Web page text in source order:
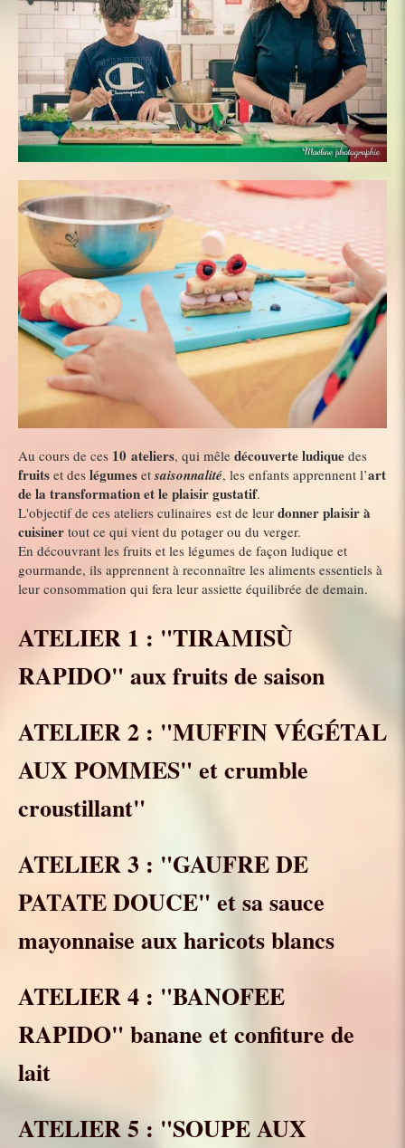
Au cours de ces 10 ateliers, qui mêle découverte ludique des
fruits et des légumes etsaisonnalité, les enfants apprennent l’art
de la transformation et le plaisir gustatif.
L'objectif de ces ateliers culinaires est de leur donner plaisir à
cuisiner tout ce qui vient du potager ou du verger.
En découvrant les fruits et les légumes de façon ludique et
gourmande, ils apprennent à reconnaître les aliments essentiels à
leur consommation qui fera leur assiette équilibrée de demain.
ATELIER 1 : "TIRAMISÙ
RAPIDO" aux fruits de saison
ATELIER 2 : "MUFFIN VÉGÉTAL
AUX POMMES" et crumble
croustillant"
ATELIER 3 : "GAUFRE DE
PATATE DOUCE" et sa sauce
mayonnaise aux haricots blancs
ATELIER 4 : "BANOFEE
RAPIDO" banane et confiture de
lait
ATELIER 5 : "SOUPE AUX